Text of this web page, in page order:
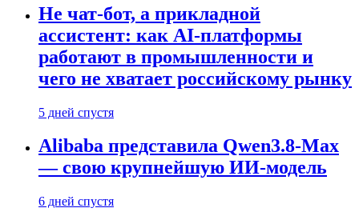
Не чат-бот, а прикладной
ассистент: как AI-платформы
работают в промышленности и
чего не хватает российскому рынку
5 дней спустя
Alibaba представила Qwen3.8-Max
— свою крупнейшую ИИ-модель
6 дней спустя